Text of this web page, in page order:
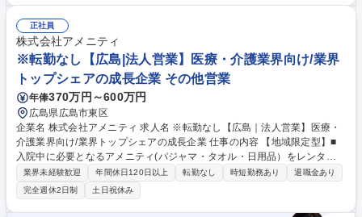
ともポイントの一つです。社会貢献性も高く、今後の高齢化社会において
成長が見込める産業です。 また、病院や介護施設の業務軽減に貢献する事
で、患者様、利用者様へのサービス向上に直結する為、大変やりがいのあ
るお仕事です。 ★2007年の設立以来、従業員数2,600名を超える企業に成
長した優良企業！ 募集職種 【東京｜医療・介護業界向け法人営業】成長
中企業/年休123日/業界トップシェア
正社員
株式会社アメニティ
※転勤なし【広島|法人営業】医療・介護業界向け/業界
トップシェアの成長企業 その他営業
年俸370万円～600万円
広島県広島市東区
企業名 株式会社アメニティ 求人名 ※転勤なし【広島｜法人営業】医療・
介護業界向け/業界トップシェアの成長企業 仕事の内容 【地域限定型】■
入院中に必要となるアメニティ(パジャマ・タオル・日用品）をレンタル
するアメニティサポートシステムを提供している当社にて、病院・介護施
設向けの提案営業をお任せ致します。 アメニティのレンタルサービスの提
案だけでなく、人材派遣・紹介等幅広く事業展開しているため、多角的に
提案ができることもポイントの一つです。社会貢献性も高く、今後の高齢
業界未経験歓迎 年間休日120日以上 転勤なし 時短勤務あり
退職金あり
完全週休2日制
土日祝休み